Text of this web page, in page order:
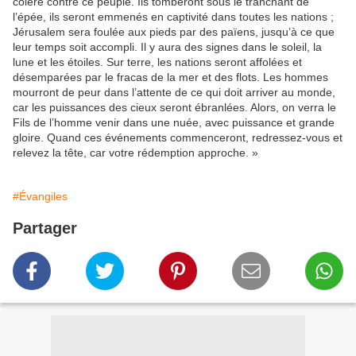
l’épée, ils seront emmenés en captivité dans toutes les nations ;
Jérusalem sera foulée aux pieds par des païens, jusqu’à ce que
leur temps soit accompli. Il y aura des signes dans le soleil, la
lune et les étoiles. Sur terre, les nations seront affolées et
désemparées par le fracas de la mer et des flots. Les hommes
mourront de peur dans l’attente de ce qui doit arriver au monde,
car les puissances des cieux seront ébranlées. Alors, on verra le
Fils de l’homme venir dans une nuée, avec puissance et grande
gloire. Quand ces événements commenceront, redressez-vous et
relevez la tête, car votre rédemption approche. »
#Évangiles
Partager